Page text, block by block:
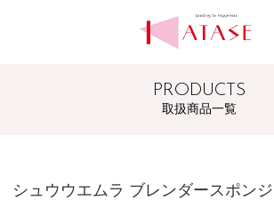
PRODUCTS
取扱商品一覧
シュウウエムラ ブレンダースポンジ